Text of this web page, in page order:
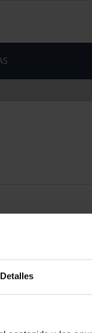
Detalles